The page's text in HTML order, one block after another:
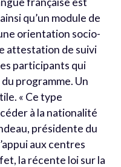
qu’un module de
orientation socio-
attestation de suivi
participants qui
programme. Un
« Ce type
à la nationalité
présidente du
aux centres
la récente loi sur la